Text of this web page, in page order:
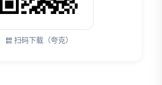
扫码下载（夸克）